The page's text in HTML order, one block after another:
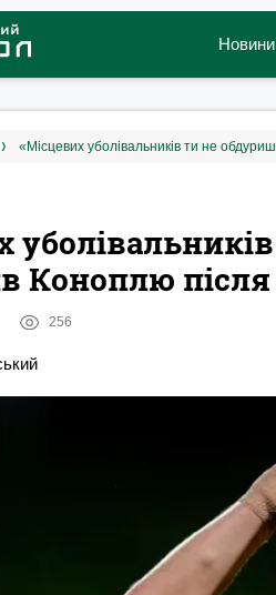
Новини
«Місцевих уболівальників ти не
Коноплю
256